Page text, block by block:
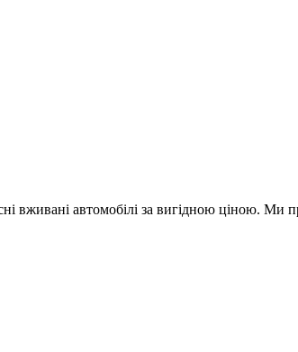
вживані автомобілі за вигідною ціною. Ми